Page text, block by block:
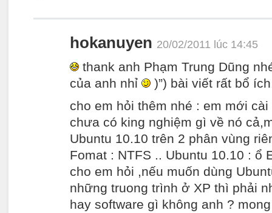
hokanuyen 20/02/2011 lúc 14:45
thank anh Phạm Trung Dũng
của anh nhỉ
)”) bài viết rất bổ
cho em hỏi thêm nhé : em mới
chưa có king nghiệm gì về nó
Ubuntu 10.10 trên 2 phân vùng
Fomat : NTFS .. Ubuntu 10.10 : ổ
cho em hỏi ,nếu muốn dùng
những truong trình ở XP thì phải
hay software gì không anh ?